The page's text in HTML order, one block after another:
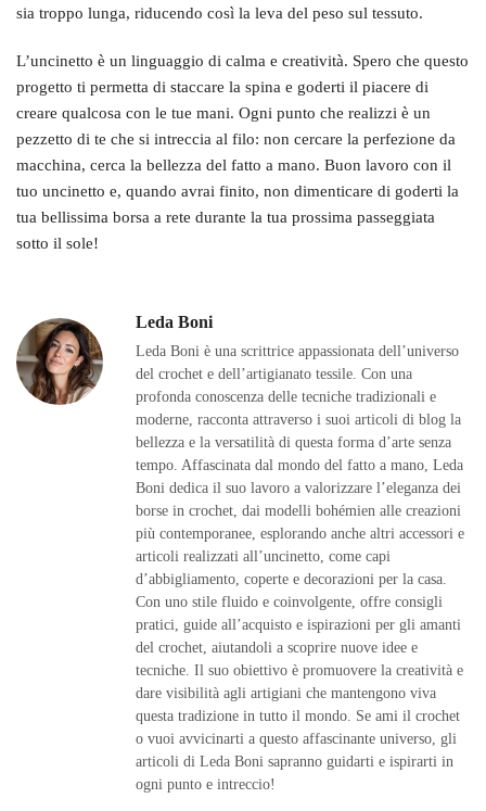
sia troppo lunga, riducendo così la leva del peso sul tessuto.
L’uncinetto è un linguaggio di calma e creatività. Spero che questo
progetto ti permetta di staccare la spina e goderti il piacere di
creare qualcosa con le tue mani. Ogni punto che realizzi è un
pezzetto di te che si intreccia al filo: non cercare la perfezione da
macchina, cerca la bellezza del fatto a mano. Buon lavoro con il
tuo uncinetto e, quando avrai finito, non dimenticare di goderti la
tua bellissima borsa a rete durante la tua prossima passeggiata
sotto il sole!
Leda Boni
Leda Boni è una scrittrice appassionata dell’universo
del crochet e dell’artigianato tessile. Con una
profonda conoscenza delle tecniche tradizionali e
moderne, racconta attraverso i suoi articoli di blog la
bellezza e la versatilità di questa forma d’arte senza
tempo. Affascinata dal mondo del fatto a mano, Leda
Boni dedica il suo lavoro a valorizzare l’eleganza dei
borse in crochet, dai modelli bohémien alle creazioni
più contemporanee, esplorando anche altri accessori e
articoli realizzati all’uncinetto, come capi
d’abbigliamento, coperte e decorazioni per la casa.
Con uno stile fluido e coinvolgente, offre consigli
pratici, guide all’acquisto e ispirazioni per gli amanti
del crochet, aiutandoli a scoprire nuove idee e
tecniche. Il suo obiettivo è promuovere la creatività e
dare visibilità agli artigiani che mantengono viva
questa tradizione in tutto il mondo. Se ami il crochet
o vuoi avvicinarti a questo affascinante universo, gli
articoli di Leda Boni sapranno guidarti e ispirarti in
ogni punto e intreccio!